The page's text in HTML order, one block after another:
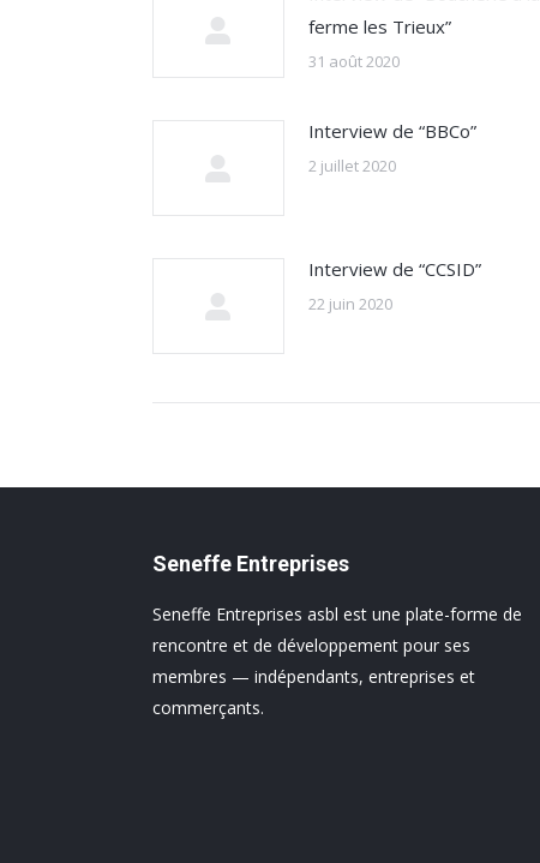
ferme les Trieux”
31 août 2020
Interview de “BBCo”
2 juillet 2020
Interview de “CCSID”
22 juin 2020
Seneffe Entreprises
Seneffe Entreprises asbl est une plate-forme de
rencontre et de développement pour ses
membres — indépendants, entreprises et
commerçants.